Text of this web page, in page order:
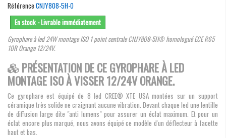
Référence CNJY808-5H-O
En stock - Livrable immédiatement
Gyrophare à led 24W montage ISO 1 point centrale CNJY808-5H® homologué ECE R65
10R Orange12/24V.
PRÉSENTATION DE CE GYROPHARE À LED
MONTAGE ISO À VISSER 12/24V ORANGE.
Ce gyrophare est équipé de 8 led CREE® XTE USA montées sur un support
céramique très solide ne craignant aucune vibration. Devant chaque led une lentille
de diffusion large dite "anti lumens" pour assurer un éclat maximum. Et pour un
éclat encore plus marqué, nous avons équipé ce modèle d'un déflecteur à facette
haut et bas.